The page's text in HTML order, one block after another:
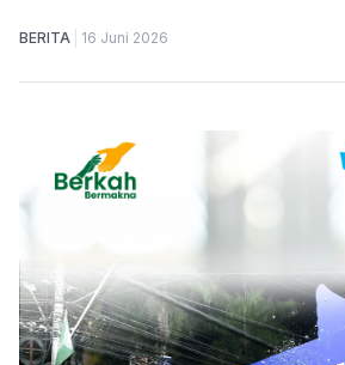
BERITA 16 Juni 2026